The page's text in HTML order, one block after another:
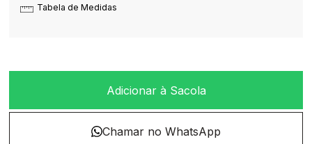
Tabela de Medidas
Adicionar à Sacola